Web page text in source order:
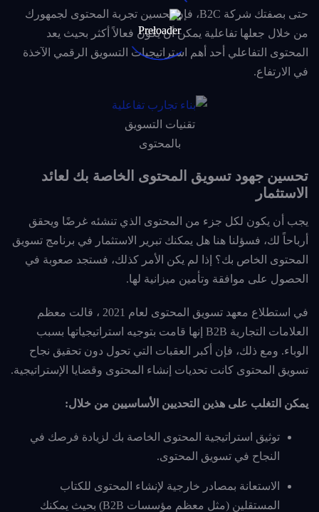
حتى بصفتك شركة B2C، فإن تحسين تجربة المحتوى لجمهورك
من خلال جعلها تفاعلية يمكن أن يكون فعالاً أكثر بحيث يعد
المحتوى التفاعلي أحد أهم استراتيجيات التسويق الرقمي الآخذة
في الارتفاع.
تقنيات التسويق
بالمحتوى
تحسين جهود تسويق المحتوى الخاصة بك لعائد
الاستثمار
يجب أن يكون لكل جزء من المحتوى الذي تنشئه غرضًا ويحقق
أرباحاً لك، فسؤلنا هنا هل يمكنك تبرير الاستثمار في برنامج تسويق
المحتوى الخاص بك؟ إذا لم يكن الأمر كذلك، فستجد صعوبة في
الحصول على موافقة وتأمين ميزانية لها.
في استطلاع معهد تسويق المحتوى لعام 2021 ، قالت معظم
العلامات التجارية B2B إنها قامت بتوجيه استراتيجياتها بسبب
الوباء. ومع ذلك، فإن أكبر العقبات التي تحول دون تحقيق نجاح
تسويق المحتوى كانت تحديات إنشاء المحتوى وقضايا الإستراتيجية.
يمكن التغلب على هذين التحديين الأساسيين من خلال:
توثيق استراتيجية المحتوى الخاصة بك لزيادة فرصك في
النجاح في تسويق المحتوى.
الاستعانة بمصادر خارجية لإنشاء المحتوى للكتاب
المستقلين (مثل معظم مؤسسات B2B) بحيث يمكنك